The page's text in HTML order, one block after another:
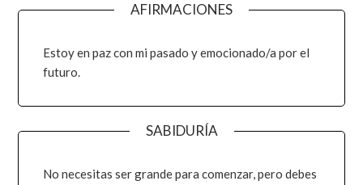
AFIRMACIONES
Estoy en paz con mi pasado y emocionado/a por el
futuro.
SABIDURÍA
No necesitas ser grande para comenzar, pero debes